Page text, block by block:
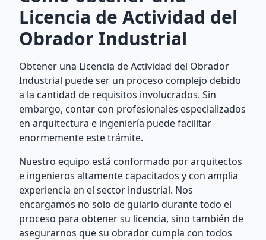
Licencia de Actividad del
Obrador Industrial
Obtener una Licencia de Actividad del Obrador
Industrial puede ser un proceso complejo debido
a la cantidad de requisitos involucrados. Sin
embargo, contar con profesionales especializados
en arquitectura e ingeniería puede facilitar
enormemente este trámite.
Nuestro equipo está conformado por arquitectos
e ingenieros altamente capacitados y con amplia
experiencia en el sector industrial. Nos
encargamos no solo de guiarlo durante todo el
proceso para obtener su licencia, sino también de
asegurarnos que su obrador cumpla con todos